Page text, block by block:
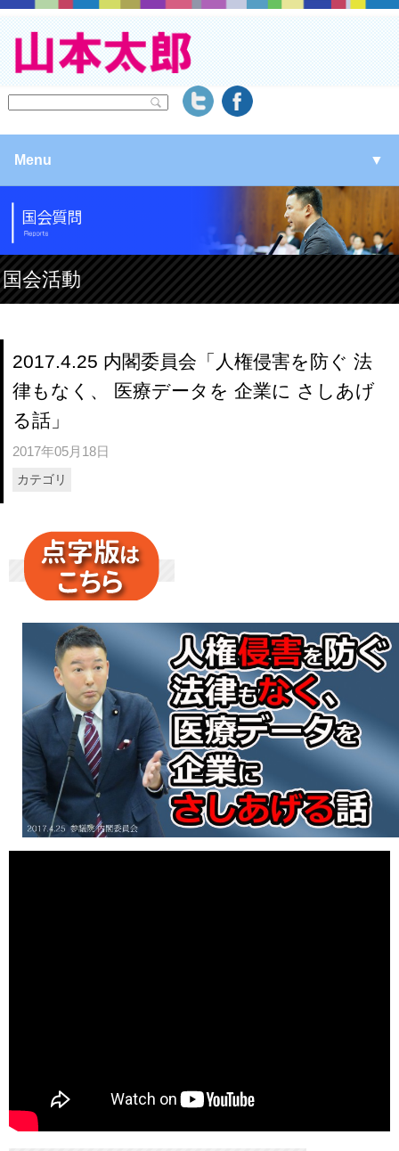
Menu ▼
▼
▼
▼
国会活動
2017.4.25 内閣委員会「人権侵害を防ぐ 法
律もなく、 医療データを 企業に さしあげ
る話」
2017年05月18日
カテゴリ